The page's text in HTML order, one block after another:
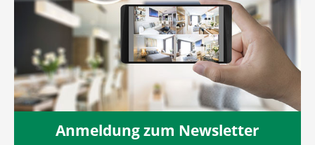
Anmeldung zum Newsletter